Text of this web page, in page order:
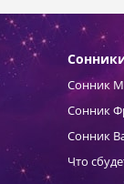
Сонник
Сонник
Сонник
Что